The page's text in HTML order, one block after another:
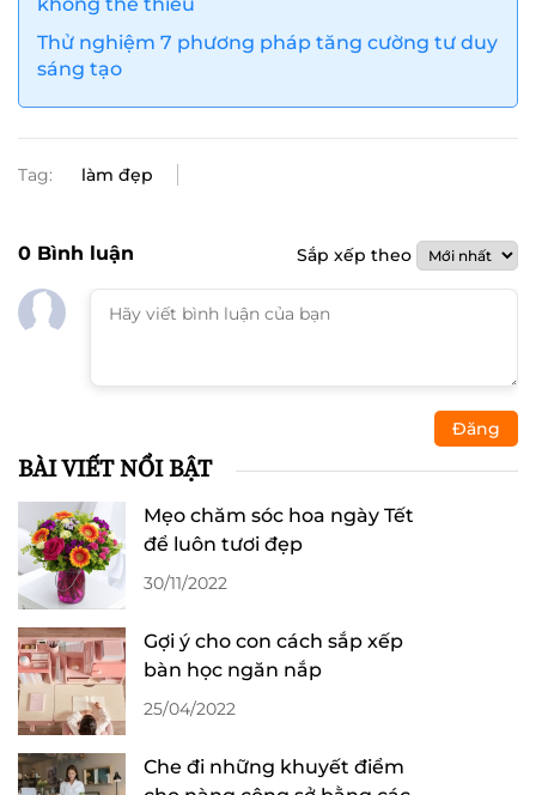
Thử nghiệm 7 phương pháp tăng cường tư duy
sáng tạo
Tag: làm đẹp
0 Bình luận Sắp xếp theo
Đăng
BÀI VIẾT NỔI BẬT
Mẹo chăm sóc hoa ngày Tết
để luôn tươi đẹp
30/11/2022
Gợi ý cho con cách sắp xếp
bàn học ngăn nắp
25/04/2022
Che đi những khuyết điểm